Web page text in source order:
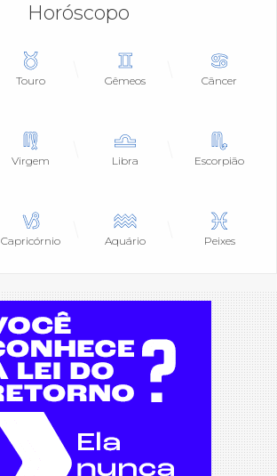
Horóscopo
Touro Gêmeos Câncer
Virgem Libra Escorpião
Capricórnio Aquário Peixes